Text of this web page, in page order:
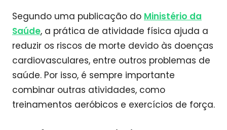
Segundo uma publicação do Ministério da
Saúde, a prática de atividade física ajuda a
reduzir os riscos de morte devido às doenças
cardiovasculares, entre outros problemas de
saúde. Por isso, é sempre importante
combinar outras atividades, como
treinamentos aeróbicos e exercícios de força.